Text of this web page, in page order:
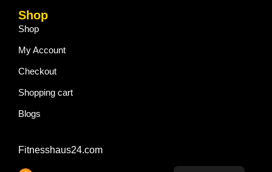
Shop
Shop
My Account
Checkout
Shopping cart
Blogs
Fitnesshaus24.com